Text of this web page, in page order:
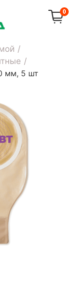
0
мм, 5 шт